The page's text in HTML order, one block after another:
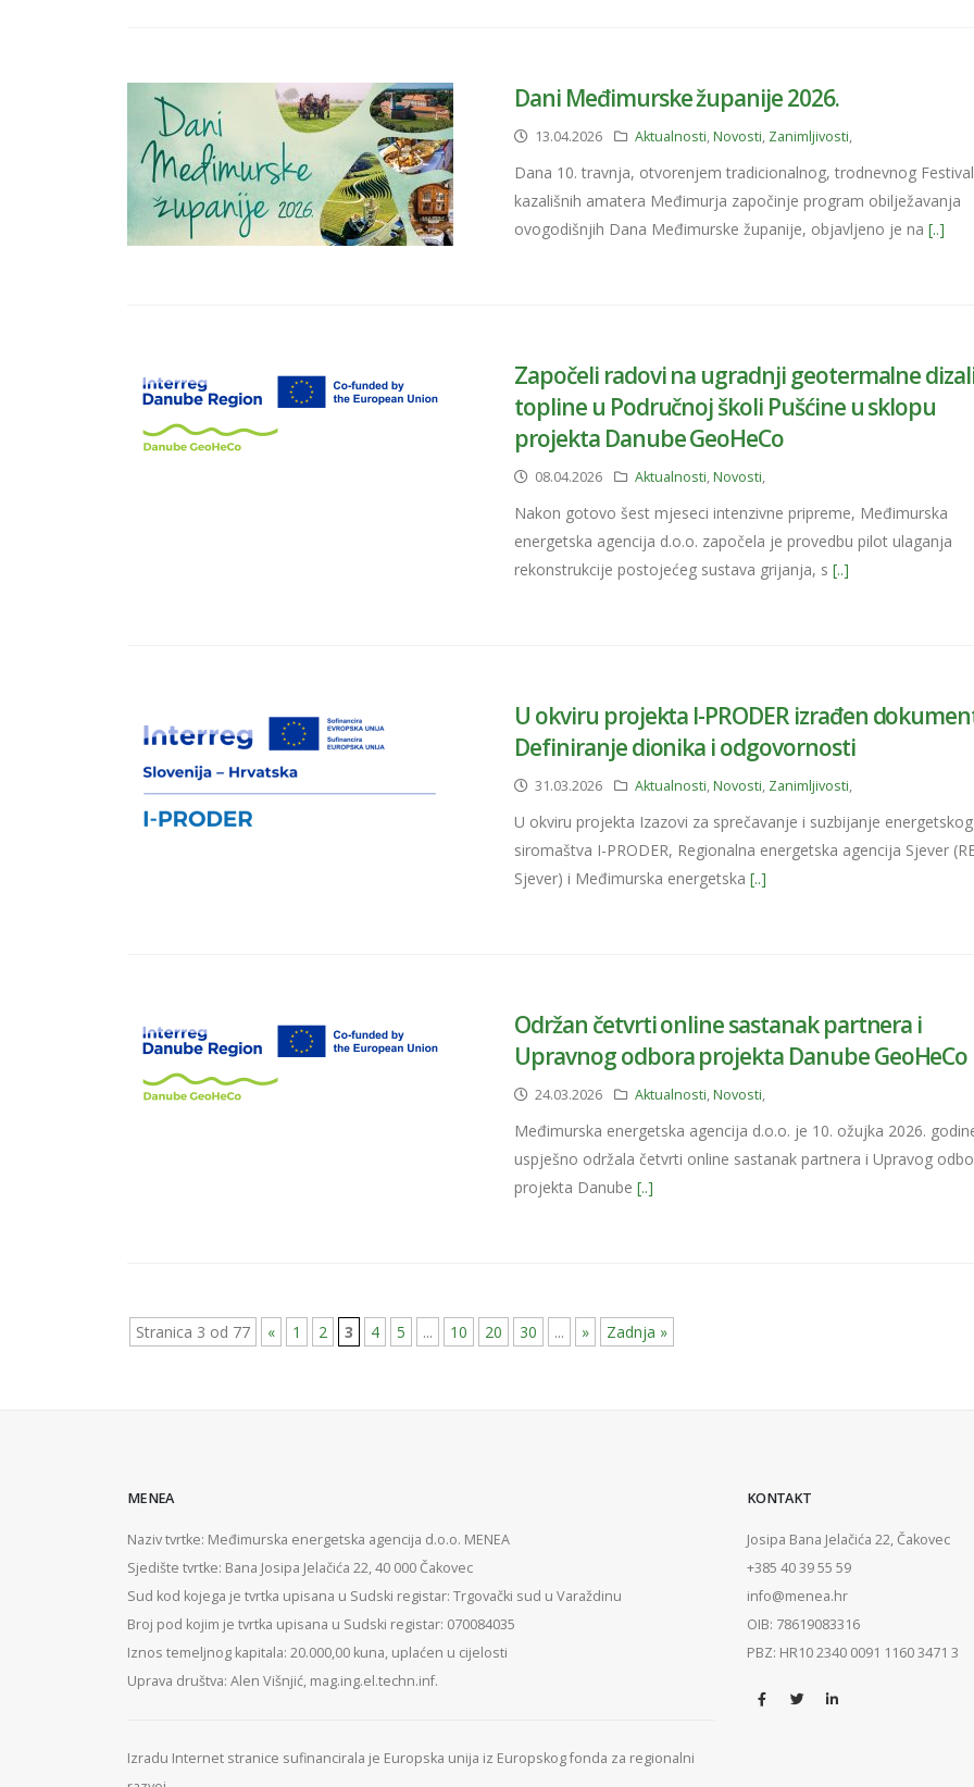
Dani Međimurske županije 2026.
13.04.2026 Aktualnosti,Novosti, Zanimljivosti,
Dana 10. travnja, otvorenjem tradicionalnog, trodnevnog
kazališnih amatera Međimurja započinje program obilježavanja
ovogodišnjih Dana Međimurske županije, objavljeno je na[..]
Započeli radovi na ugradnji geotermalne
topline u Područnoj školi Pušćine u sklopu
projekta Danube GeoHeCo
08.04.2026 Aktualnosti,Novosti,
Nakon gotovo šest mjeseci intenzivne pripreme, Međimurska
energetska agencija d.o.o. započela je provedbu pilot ulaganja
rekonstrukcije postojećeg sustava grijanja, s[..]
U okviru projekta I-PRODER izrađen
Definiranje dionika i odgovornosti
31.03.2026 Aktualnosti,Novosti, Zanimljivosti,
U okviru projekta Izazovi za sprečavanje i suzbijanje energetskog
siromaštva I-PRODER, Regionalna energetska agencija Sjever
Sjever) i Međimurska energetska[..]
Održan četvrti online sastanak partnera i
Upravnog odbora projekta Danube GeoHeCo
24.03.2026 Aktualnosti,Novosti,
Međimurska energetska agencija d.o.o. je 10. ožujka 2026.
uspješno održala četvrti online sastanak partnera i Upravog
projekta Danube[..]
Stranica 3 od 77 « 1 2 3 4 5 ... 10 20 30 ... » Zadnja »
MENEA
Naziv tvrtke: Međimurska energetska agencija d.o.o. MENEA
Sjedište tvrtke: Bana Josipa Jelačića 22, 40 000 Čakovec
Sud kod kojega je tvrtka upisana u Sudski registar: Trgovački sud u Varaždinu
Broj pod kojim je tvrtka upisana u Sudski registar: 070084035
Iznos temeljnog kapitala: 20.000,00 kuna, uplaćen u cijelosti
Uprava društva: Alen Višnjić, mag.ing.el.techn.inf.
Izradu Internet stranice sufinancirala je Europska unija iz Europskog fonda za regionalni
KONTAKT
Josipa Bana Jelačića 22, Čakovec
+385 40 39 55 59
info@menea.hr
OIB: 78619083316
PBZ: HR10 2340 0091 1160 3471 3